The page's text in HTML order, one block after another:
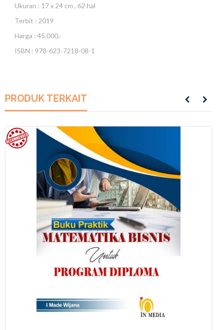
Ukuran : 17 x 24 cm , 62 hal
Terbit : 2019
Harga : 45.000,-
ISBN : 978-623-7218-08-1
PRODUK TERKAIT